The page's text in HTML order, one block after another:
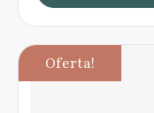
Oferta!